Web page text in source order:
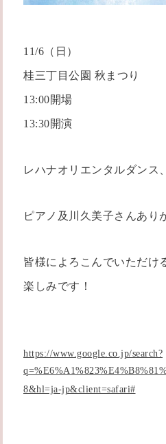
11/6（日）
桂三丁目公園 秋まつり
13:00開場
13:30開演
レハナオリエンタルダンス
ピアノ及川久美子さんあ
皆様によろこんでいただけ
楽しみです！
https://www.google.co.jp/search?
8&hl=ja-jp&client=safari#